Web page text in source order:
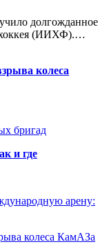
долгожданное
хоккея (ИИХФ).…
колеса
бригад
и где
арену:
колеса КамАЗа